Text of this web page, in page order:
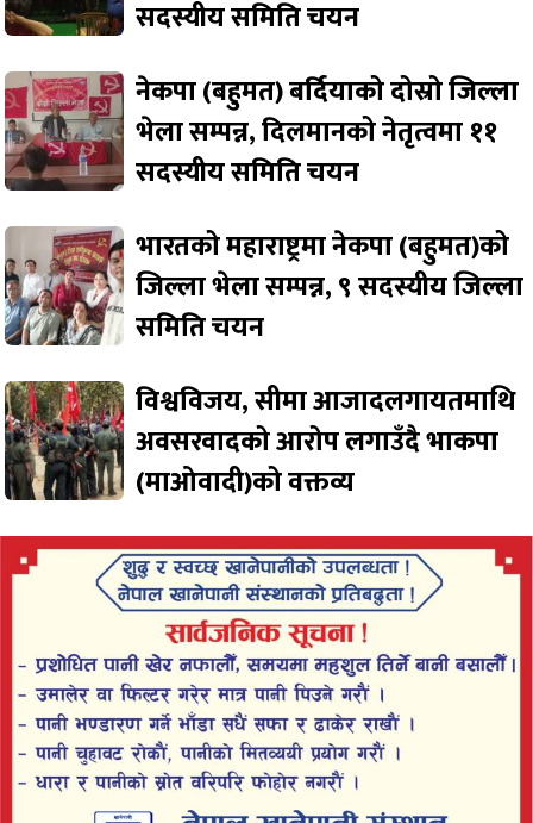
सदस्यीय समिति चयन
नेकपा (बहुमत) बर्दियाको दोस्रो जिल्ला
भेला सम्पन्न, दिलमानको नेतृत्वमा ११
सदस्यीय समिति चयन
भारतको महाराष्ट्रमा नेकपा (बहुमत)को
जिल्ला भेला सम्पन्न, ९ सदस्यीय जिल्ला
समिति चयन
विश्वविजय, सीमा आजादलगायतमाथि
अवसरवादको आरोप लगाउँदै भाकपा
(माओवादी)को वक्तव्य